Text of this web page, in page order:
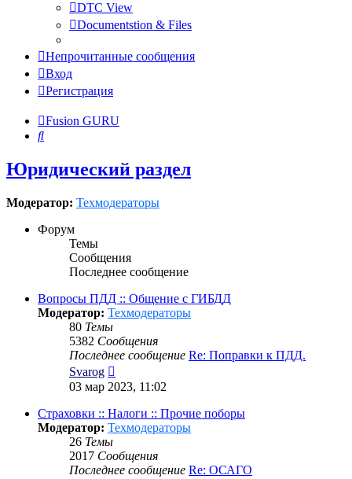
DTC View
Documentstion & Files
Непрочитанные сообщения
Вход
Регистрация
Fusion GURU
Поиск
Юридический раздел
Модератор: Техмодераторы
Форум
Темы
Сообщения
Последнее сообщение
Вопросы ПДД :: Общение с ГИБДД
Модератор: Техмодераторы
80 Темы
5382 Сообщения
Последнее сообщение Re: Поправки к ПДД.
Svarog
к
последнему
сообщению
03 мар 2023, 11:02
Страховки :: Налоги :: Прочие поборы
Модератор: Техмодераторы
26 Темы
2017 Сообщения
Последнее сообщение Re: ОСАГО